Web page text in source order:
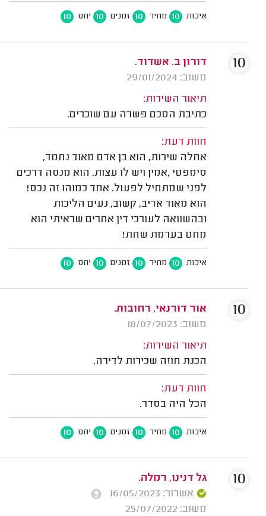
איכות 10 מחיר 10 זמנים 10 יחס 10
דורון ב. אשדוד.
משוב: 29/01/2024
תיאור השירות:
כתיבת הסכם פשרה עם שוכרים.
חוות דעת:
אחלה שירות, הוא בן אדם מאוד נחמד,
סימפטי ,אמין ויש לו עצות. הוא מנסה דרכים
לפני שמתחיל לפעול. אחד כמוהו זה נכס!
הוא מאוד אדיב, קשוב, נעים הליכות
ובהשוואה לעורכי דין אחרים שראיתי הוא
מחט בערמת שחת!
איכות 10 מחיר 10 זמנים 10 יחס 10
10
אור דורנאי, רחובות.
משוב: 18/07/2023
תיאור השירות:
הכנת חוזה שכירות לדירה.
חוות דעת:
הכל היה בסדר.
איכות 10 מחיר 10 זמנים 10 יחס 10
10
גל דנינו, רמלה.
אשרור: 16/05/2023
משוב: 25/07/2022
10